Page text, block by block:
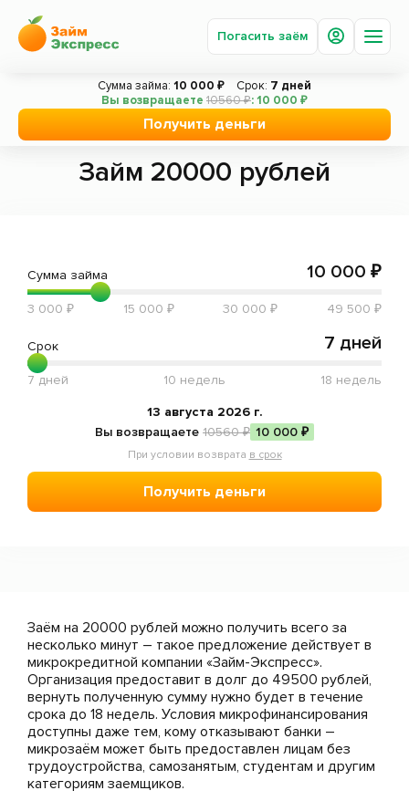
Погасить заём
Получить деньги
Погасить заём
О компании
Сотрудничество
Отзывы
Мобильное приложение
Сумма займа: 10 000 ₽ Срок: 7 дней
Вы возвращаете 10560 ₽: 10 000 ₽
Получить деньги
Главная Заём по параметрам Займ 20000 рублей
Займ 20000 рублей
Заём на 20000 рублей можно получить всего за
несколько минут – такое предложение действует в
микрокредитной компании «Займ-Экспресс».
Организация предоставит в долг до 49500 рублей,
вернуть полученную сумму нужно будет в течение
срока до 18 недель. Условия микрофинансирования
доступны даже тем, кому отказывают банки –
микрозаём может быть предоставлен лицам без
трудоустройства, самозанятым, студентам и другим
категориям заемщиков.
Сумма займа 10 000 ₽
3 000 ₽ 15 000 ₽ 30 000 ₽ 49 500 ₽
Срок 7 дней
7 дней 10 недель 18 недель
13 августа 2026 г.
Вы возвращаете 10560 ₽ 10 000 ₽
При условии возврата в срок
Получить деньги